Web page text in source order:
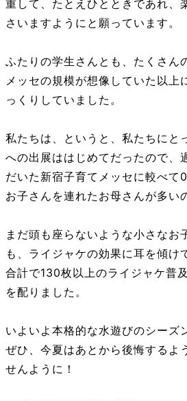
重して、たとえひとときであれ、
さいますようにと願っています。
ふたりの学生さんとも、たくさん
メッセの規模が想像していた以上
っくりしていました。
私たちは、というと、私たちにと
への出展ははじめてだったので、
だいた新宿子育てメッセに較べて
お子さんを連れたお母さんが多い
まだ頭も座らないような小さなお
も、ライジャケの効果に耳を傾け
合計で130枚以上のライジャケ普
を配りました。
いよいよ本格的な水遊びのシーズ
ぜひ、今夏はあとから後悔するよ
せんように！